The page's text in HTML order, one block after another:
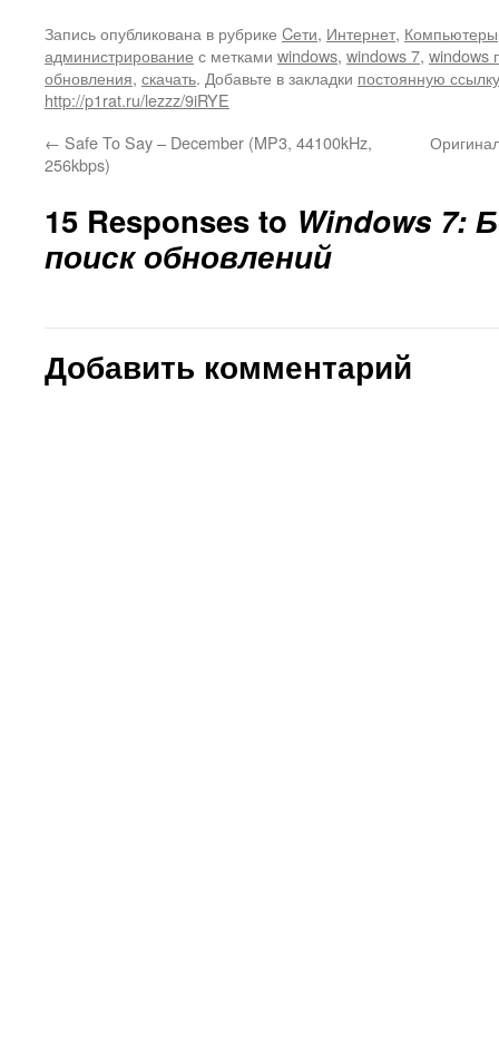
Запись опубликована в рубрике Cети, Интернет, Компьютеры
администрирование с метками windows, windows 7, windows
обновления, скачать. Добавьте в закладки постоянную ссылку
http://p1rat.ru/lezzz/9iRYE
← Safe To Say – December (MP3, 44100kHz,
256kbps)
15 Responses to Windows 7:
поиск обновлений
Добавить комментарий